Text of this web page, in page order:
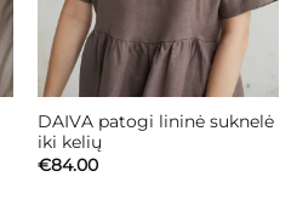
DAIVA patogi lininė suknelė
iki kelių
€84.00